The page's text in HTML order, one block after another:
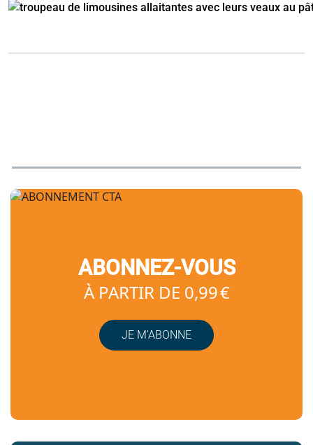
ABONNEZ-VOUS
À PARTIR DE 0,99 €
JE M’ABONNE